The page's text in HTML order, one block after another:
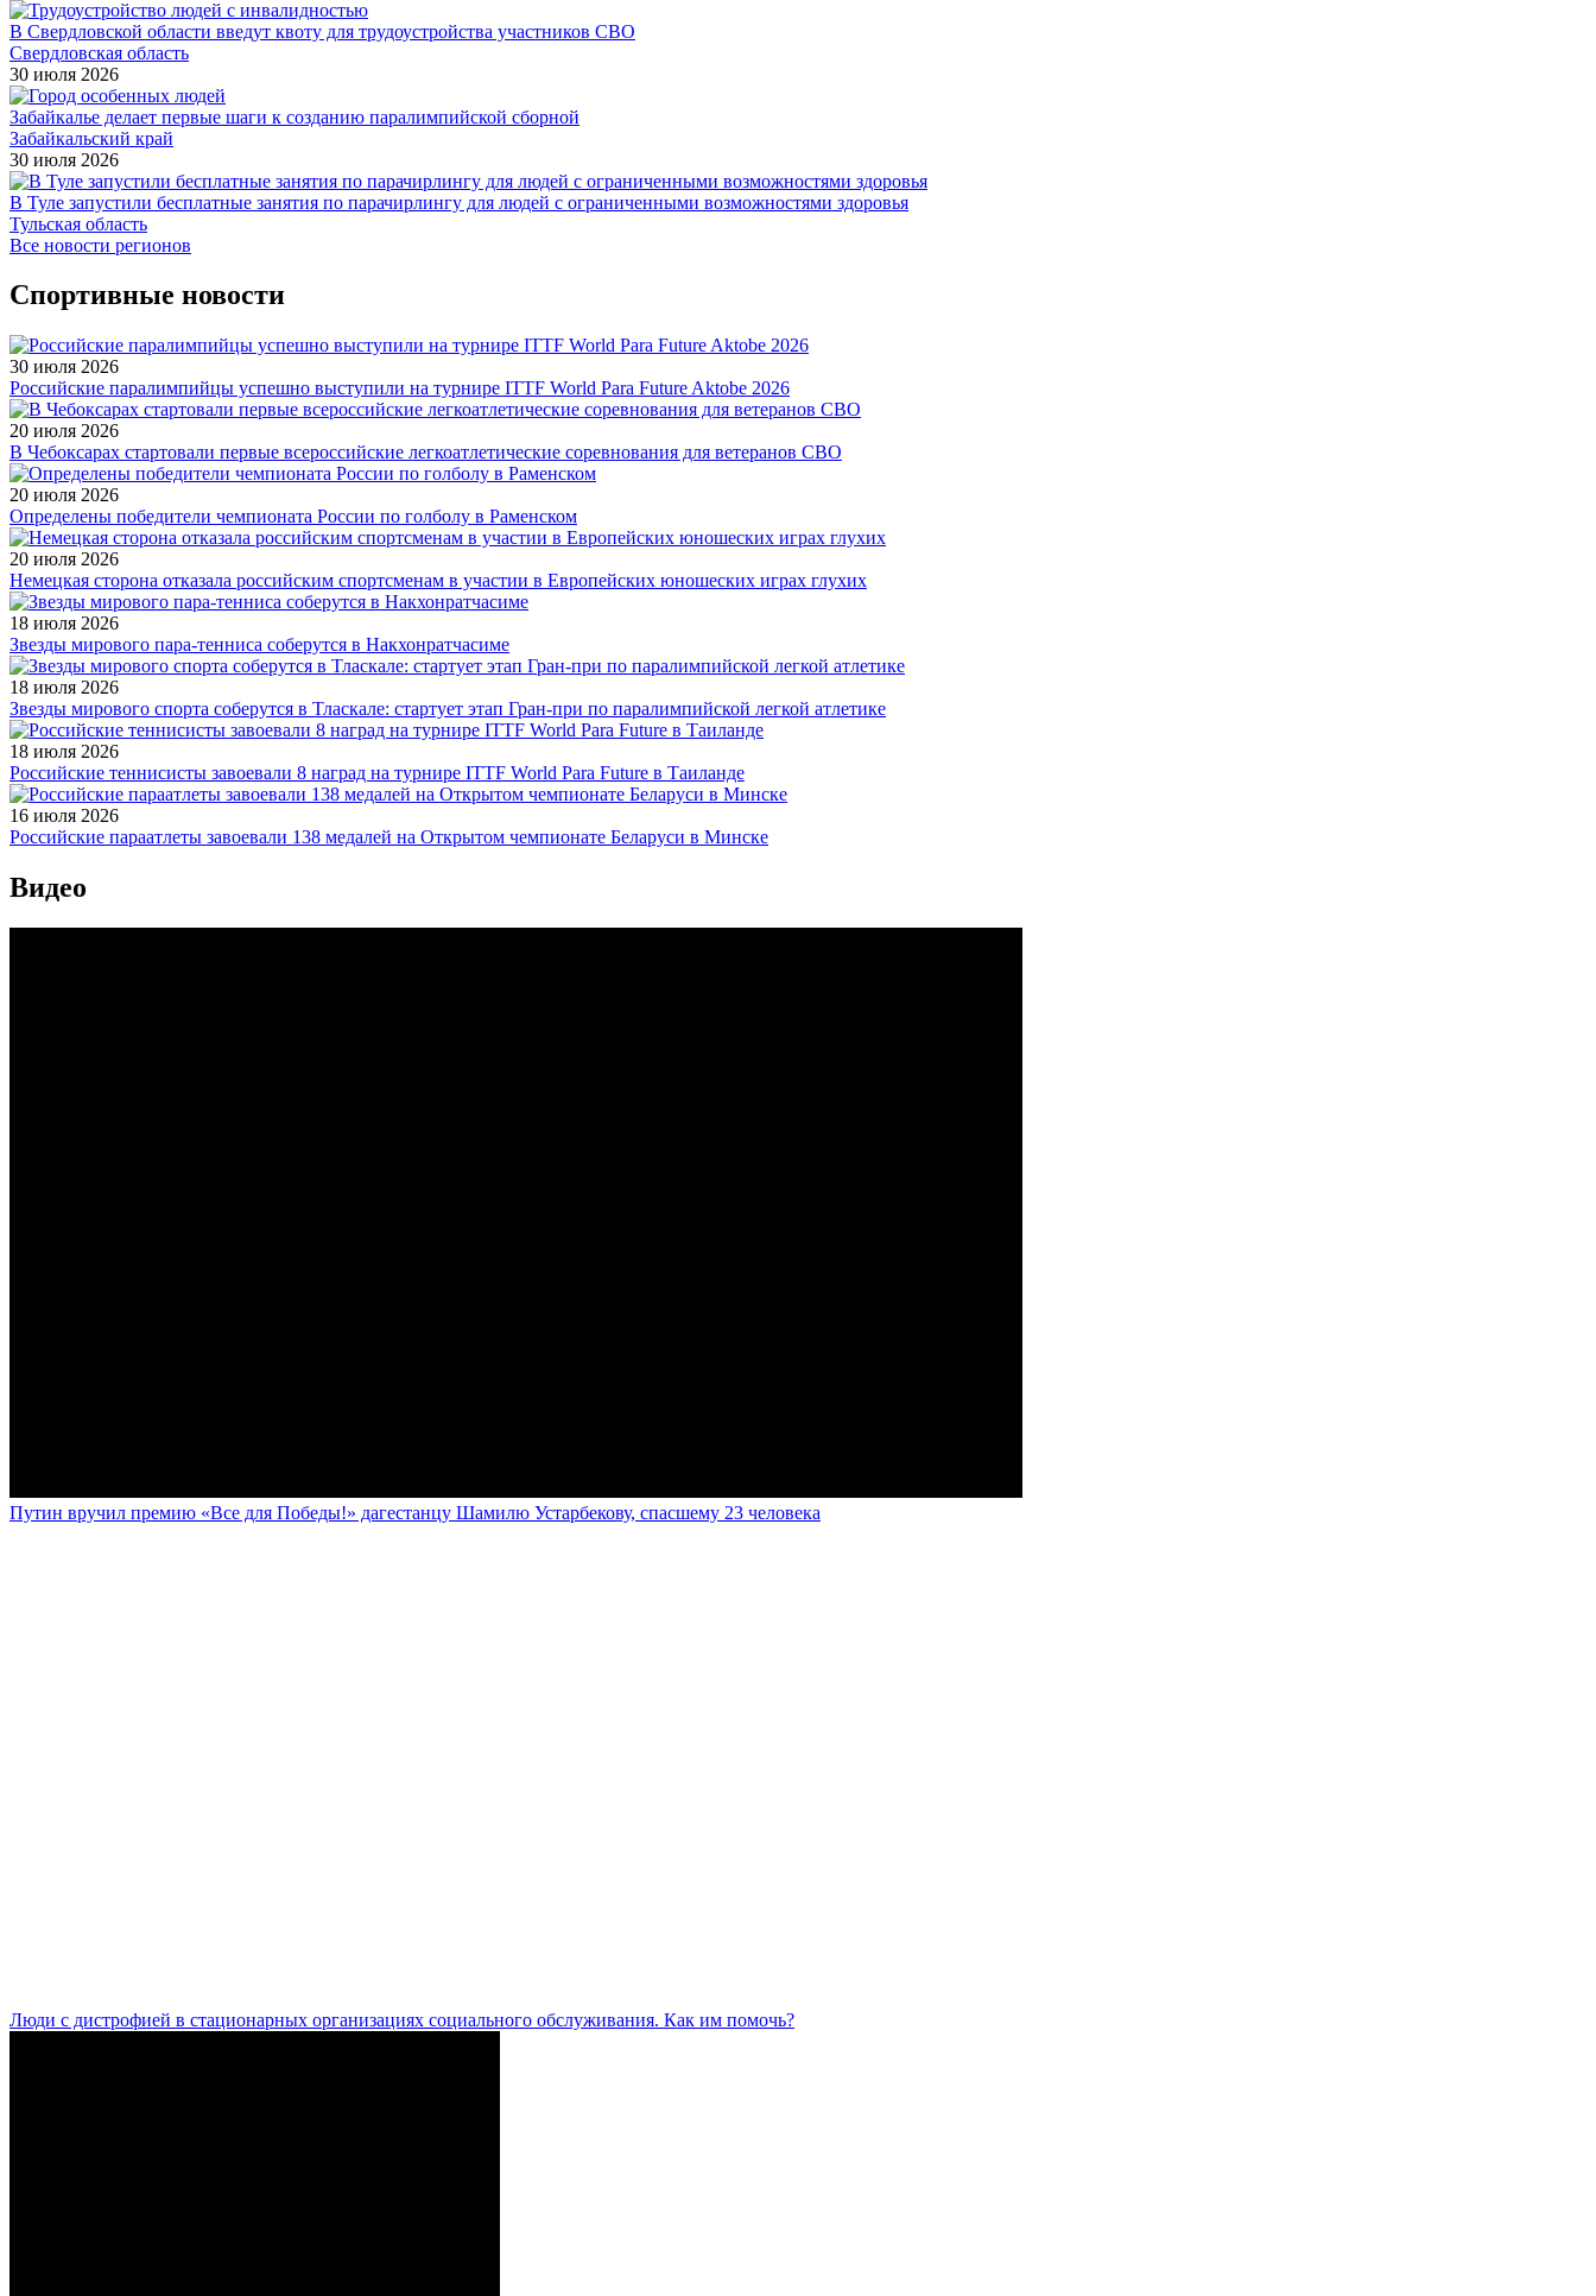
В Свердловской области введут квоту для трудоустройства участников СВО
Свердловская область
30 июля 2026
Забайкалье делает первые шаги к созданию паралимпийской сборной
Забайкальский край
30 июля 2026
В Туле запустили бесплатные занятия по парачирлингу для людей с ограниченными возможностями здоровья
Тульская область
Все новости регионов
Спортивные новости
30 июля 2026
Российские паралимпийцы успешно выступили на турнире ITTF World Para Future Aktobe 2026
20 июля 2026
В Чебоксарах стартовали первые всероссийские легкоатлетические соревнования для ветеранов СВО
20 июля 2026
Определены победители чемпионата России по голболу в Раменском
20 июля 2026
Немецкая сторона отказала российским спортсменам в участии в Европейских юношеских играх глухих
18 июля 2026
Звезды мирового пара-тенниса соберутся в Накхонратчасиме
18 июля 2026
Звезды мирового спорта соберутся в Тласкале: стартует этап Гран-при по паралимпийской легкой атлетике
18 июля 2026
Российские теннисисты завоевали 8 наград на турнире ITTF World Para Future в Таиланде
16 июля 2026
Российские параатлеты завоевали 138 медалей на Открытом чемпионате Беларуси в Минске
Видео
Путин вручил премию «Все для Победы!» дагестанцу Шамилю Устарбекову, спасшему 23 человека
Люди с дистрофией в стационарных организациях социального обслуживания. Как им помочь?